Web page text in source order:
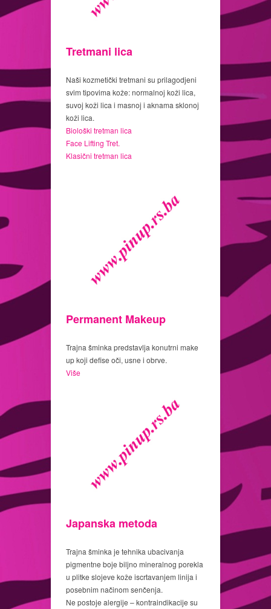
Tretmani lica
Naši kozmetički tretmani su prilagodjeni
svim tipovima kože: normalnoj koži lica,
suvoj koži lica i masnoj i aknama sklonoj
koži lica.
Biološki tretman lica
Face Lifting Tret.
Klasični tretman lica
Permanent Makeup
Trajna šminka predstavlja konutrni make
up koji defise oči, usne i obrve.
Više
Japanska metoda
Trajna šminka je tehnika ubacivanja
pigmentne boje biljno mineralnog porekla
u plitke slojeve kože iscrtavanjem linija i
posebnim načinom senčenja.
Ne postoje alergije – kontraindikacije su